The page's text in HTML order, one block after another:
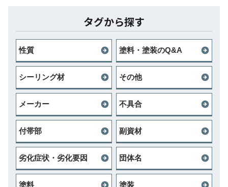
タグから探す
性質 塗料・塗装のQ&A
シーリング材 その他
メーカー 不具合
付帯部 副資材
劣化症状・劣化要因 団体名
塗料 塗装